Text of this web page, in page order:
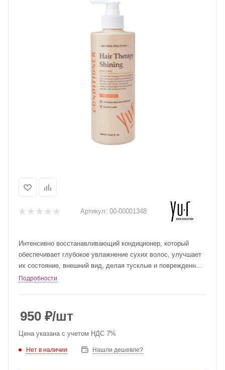
Артикул: 00-00001348
Интенсивно восстанавливающий кондиционер, который
обеспечивает глубокое увлажнение сухих волос, улучшает
их состояние, внешний вид, делая тусклые и поврежденные
волосы роскошно мягкими и шелковистыми с усиленным
Подробности
950 ₽/шт
Цена указана с учетом НДС 7%
Нет в наличии Нашли дешевле?